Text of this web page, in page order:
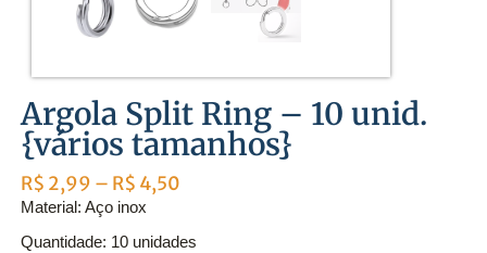
Argola Split Ring – 10 unid.
{vários tamanhos}
R$ 2,99 – R$ 4,50
Material: Aço inox
Quantidade: 10 unidades